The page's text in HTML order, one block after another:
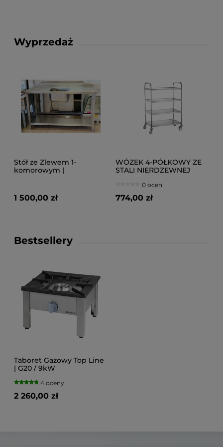
Wyprzedaż
Stół ze Zlewem 1-
komorowym |
1 500,00 zł
WÓZEK 4-PÓŁKOWY ZE
STALI NIERDZEWNEJ
0 ocen
774,00 zł
Bestsellery
Taboret Gazowy Top Line
| G20 / 9kW
4 oceny
2 260,00 zł